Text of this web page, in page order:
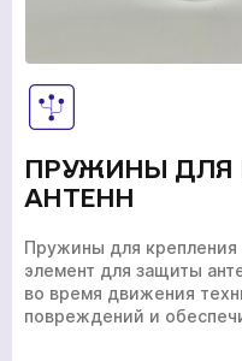
ПРУЖИНЫ ДЛЯ
АНТЕНН
Пружины для
элемент для защиты
во время движения
повреждений и